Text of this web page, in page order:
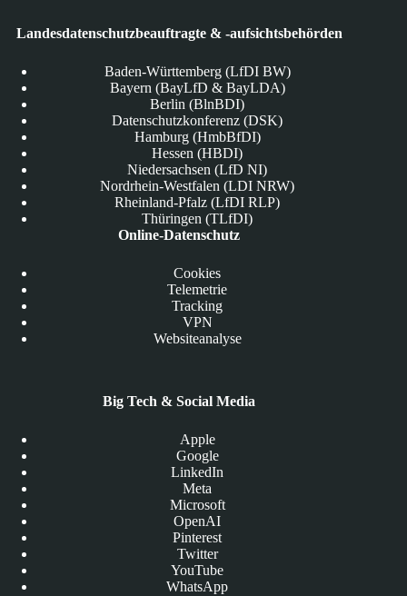
Landesdatenschutzbeauftragte & -aufsichtsbehörden
Baden-Württemberg (LfDI BW)
Bayern (BayLfD & BayLDA)
Berlin (BlnBDI)
Datenschutzkonferenz (DSK)
Hamburg (HmbBfDI)
Hessen (HBDI)
Niedersachsen (LfD NI)
Nordrhein-Westfalen (LDI NRW)
Rheinland-Pfalz (LfDI RLP)
Thüringen (TLfDI)
Online-Datenschutz
Cookies
Telemetrie
Tracking
VPN
Websiteanalyse
Big Tech & Social Media
Apple
Google
LinkedIn
Meta
Microsoft
OpenAI
Pinterest
Twitter
YouTube
WhatsApp